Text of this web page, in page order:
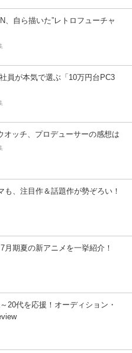
自ら描いた”レトロフューチャ
員が本気で選ぶ「10万円台PC3
オッチ、プロデューサーの感想は
も、注目作＆話題作が勢ぞろい！
月期夏の新アニメを一挙紹介！
20代を応援！オーディション・